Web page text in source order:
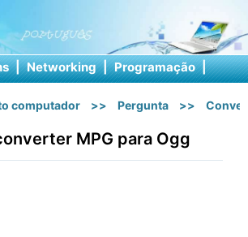
| Networking | Programação |
computador >> Pergunta >>
MPG para Ogg